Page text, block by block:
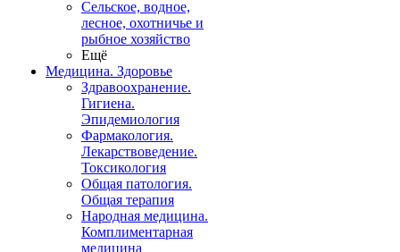
Сельское, водное,
лесное, охотничье и
рыбное хозяйство
Ещё
Медицина. Здоровье
Здравоохранение.
Гигиена.
Эпидемиология
Фармакология.
Лекарствоведение.
Токсикология
Общая патология.
Общая терапия
Народная медицина.
Комплиментарная
медицина